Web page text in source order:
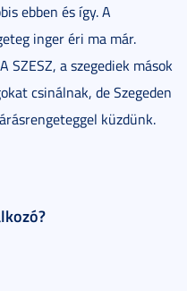
ebben és így. A
inger éri ma már.
SZESZ, a szegediek mások
csinálnak, de Szegeden
küzdünk.